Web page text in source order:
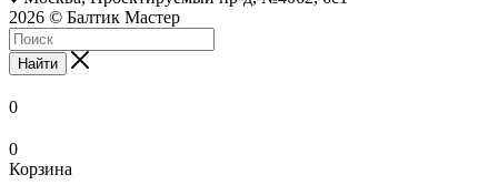
2026 © Балтик Мастер
Найти
0
0
Корзина